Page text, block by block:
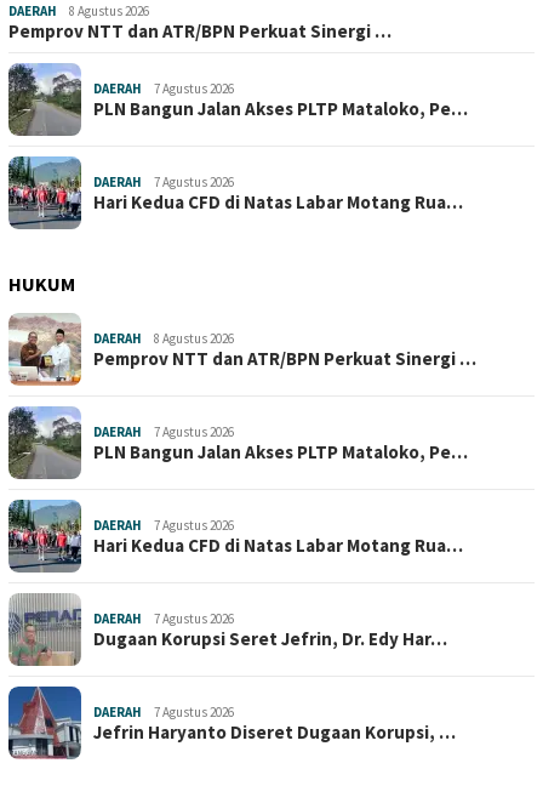
DAERAH 8 Agustus 2026
Pemprov NTT dan ATR/BPN Perkuat Sinergi …
DAERAH 7 Agustus 2026
PLN Bangun Jalan Akses PLTP Mataloko, Pe…
DAERAH 7 Agustus 2026
Hari Kedua CFD di Natas Labar Motang Rua…
HUKUM
DAERAH 8 Agustus 2026
Pemprov NTT dan ATR/BPN Perkuat Sinergi …
DAERAH 7 Agustus 2026
PLN Bangun Jalan Akses PLTP Mataloko, Pe…
DAERAH 7 Agustus 2026
Hari Kedua CFD di Natas Labar Motang Rua…
DAERAH 7 Agustus 2026
Dugaan Korupsi Seret Jefrin, Dr. Edy Har…
DAERAH 7 Agustus 2026
Jefrin Haryanto Diseret Dugaan Korupsi, …